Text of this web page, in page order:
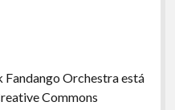
Orchestra está
Commons